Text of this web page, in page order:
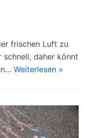
frischen Luft zu
schnell, daher könnt
Weiterlesen »